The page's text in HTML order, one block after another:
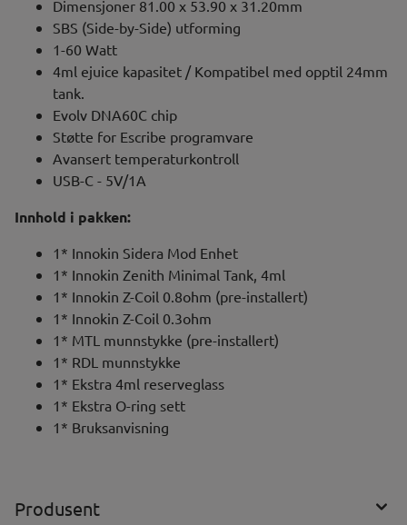
Dimensjoner 81.00 x 53.90 x 31.20mm
SBS (Side-by-Side) utforming
1-60 Watt
4ml ejuice kapasitet / Kompatibel med opptil 24mm
tank.
Evolv DNA60C chip
Støtte for Escribe programvare
Avansert temperaturkontroll
USB-C - 5V/1A
Innhold i pakken:
1* Innokin Sidera Mod Enhet
1* Innokin Zenith Minimal Tank, 4ml
1* Innokin Z-Coil 0.8ohm (pre-installert)
1* Innokin Z-Coil 0.3ohm
1* MTL munnstykke (pre-installert)
1* RDL munnstykke
1* Ekstra 4ml reserveglass
1* Ekstra O-ring sett
1* Bruksanvisning
Produsent